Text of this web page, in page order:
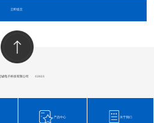
立即提交
诚电子科技有限公司 ​©2023
产品中心 关于我们